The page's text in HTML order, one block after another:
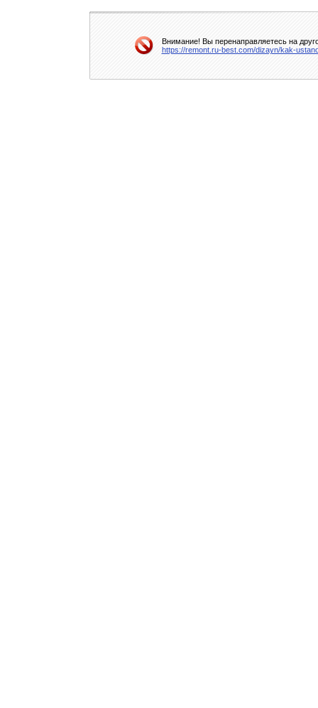
Внимание! Вы перенаправляетесь на
https://remont.ru-best.com/dizayn/kak-